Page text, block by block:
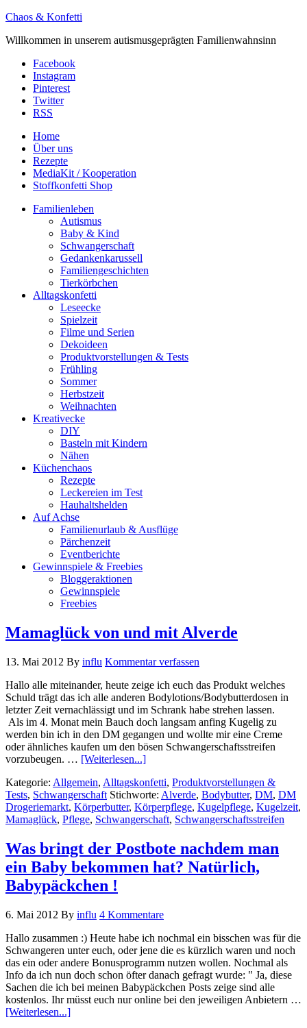
Chaos & Konfetti
Willkommen in unserem autismusgeprägten Familienwahnsinn
Facebook
Instagram
Pinterest
Twitter
RSS
Home
Über uns
Rezepte
MediaKit / Kooperation
Stoffkonfetti Shop
Familienleben
Autismus
Baby & Kind
Schwangerschaft
Gedankenkarussell
Familiengeschichten
Tierkörbchen
Alltagskonfetti
Leseecke
Spielzeit
Filme und Serien
Dekoideen
Produktvorstellungen & Tests
Frühling
Sommer
Herbstzeit
Weihnachten
Kreativecke
DIY
Basteln mit Kindern
Nähen
Küchenchaos
Rezepte
Leckereien im Test
Hauhaltshelden
Auf Achse
Familienurlaub & Ausflüge
Pärchenzeit
Eventberichte
Gewinnspiele & Freebies
Bloggeraktionen
Gewinnspiele
Freebies
Mamaglück von und mit Alverde
13. Mai 2012 By influ Kommentar verfassen
Hallo alle miteinander, heute zeige ich euch das Produkt welches
Schuld trägt das ich alle anderen Bodylotions/Bodybutterdosen in
letzter Zeit vernachlässigt und im Schrank habe strehen lassen.
Als im 4. Monat mein Bauch doch langsam anfing Kugelig zu
werden bin ich in den DM gegangen und wollte mir eine Creme
oder ähnliches kaufen um den bösen Schwangerschaftsstreifen
vorzubeugen. … [Weiterlesen...]
Kategorie: Allgemein, Alltagskonfetti, Produktvorstellungen &
Tests, Schwangerschaft Stichworte: Alverde, Bodybutter, DM, DM
Drogeriemarkt, Körperbutter, Körperpflege, Kugelpflege, Kugelzeit,
Mamaglück, Pflege, Schwangerschaft, Schwangerschaftsstreifen
Was bringt der Postbote nachdem man
ein Baby bekommen hat? Natürlich,
Babypäckchen !
6. Mai 2012 By influ 4 Kommentare
Hallo zusammen :) Heute habe ich nochmal ein bisschen was für die
Schwangeren unter euch, oder jene die es kürzlich waren und noch
das ein oder andere Bonusprogramm nutzen wollen. Nochmal als
Info da ich nun doch schon öfter danach gefragt wurde: " Ja, diese
Sachen die ich bei meinen Babypäckchen Posts zeige sind alle
kostenlos. Ihr müsst euch nur online bei den jeweiligen Anbietern …
[Weiterlesen...]